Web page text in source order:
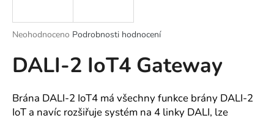
Průměrné
produktu
je
z
5
hvězdiček.
Neohodnoceno Podrobnosti hodnocení
DALI-2 IoT4 Gateway
Brána DALI-2 IoT4 má všechny funkce brány DALI-2
IoT a navíc rozšiřuje systém na 4 linky DALI, lze
j
t